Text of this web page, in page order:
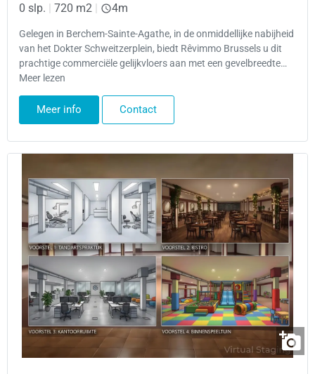
0 slp. | 720 m2 | 4m
Gelegen in Berchem-Sainte-Agathe, in de onmiddellijke nabijheid
van het Dokter Schweitzerplein, biedt Rêvimmo Brussels u dit
prachtige commerciële gelijkvloers aan met een gevelbreedte…
Meer lezen
Meer info Contact